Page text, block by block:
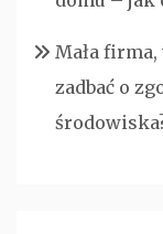
Mała
zadbać o